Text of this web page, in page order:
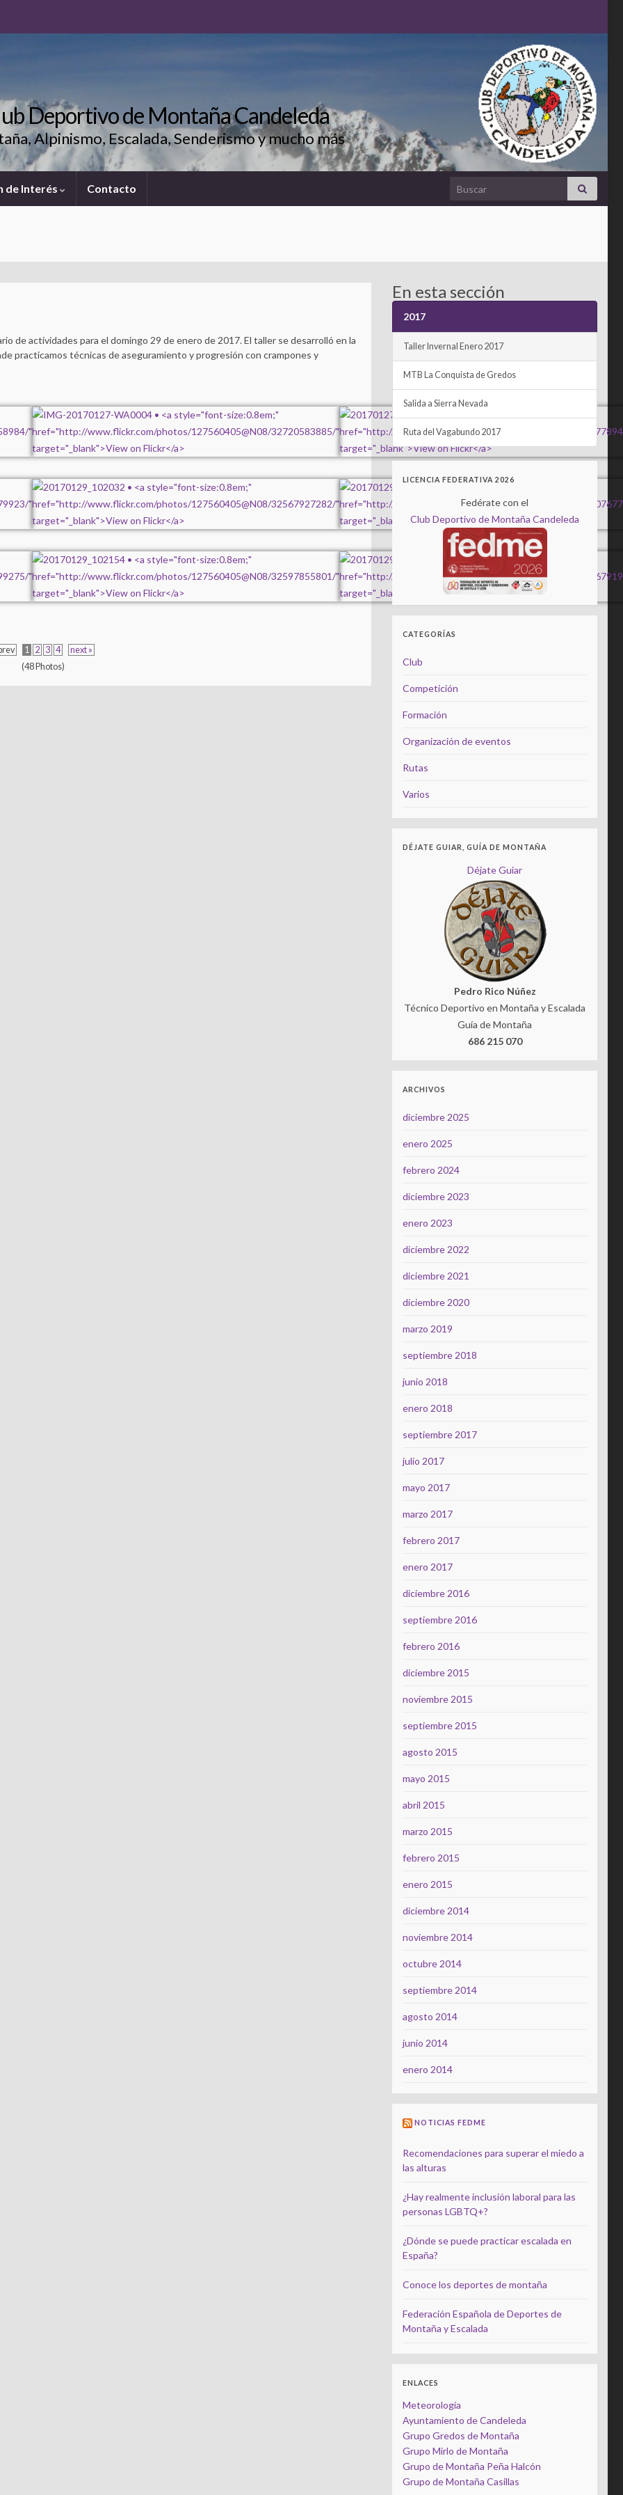
Deportivo de Montaña Candeleda
Alpinismo, Escalada, Senderismo y mucho más
de Interés Contacto Search for:
de actividades para el domingo 29 de enero de 2017. El taller se desarrolló en la
practicamos técnicas de aseguramiento y progresión con crampones y
1 2 3 4
next »
(48 Photos)
En esta sección
2017
Taller Invernal Enero 2017
MTB La Conquista de Gredos
Salida a Sierra Nevada
Ruta del Vagabundo 2017
LICENCIA FEDERATIVA 2026
Fedérate con el
Club Deportivo de Montaña Candeleda
CATEGORÍAS
Club
Competición
Formación
Organización de eventos
Rutas
Varios
DÉJATE GUIAR, GUÍA DE MONTAÑA
Déjate Guiar
Pedro Rico Núñez
Técnico Deportivo en Montaña y Escalada
Guía de Montaña
686 215 070
ARCHIVOS
diciembre 2025
enero 2025
febrero 2024
diciembre 2023
enero 2023
diciembre 2022
diciembre 2021
diciembre 2020
marzo 2019
septiembre 2018
junio 2018
enero 2018
septiembre 2017
julio 2017
mayo 2017
marzo 2017
febrero 2017
enero 2017
diciembre 2016
septiembre 2016
febrero 2016
diciembre 2015
noviembre 2015
septiembre 2015
agosto 2015
mayo 2015
abril 2015
marzo 2015
febrero 2015
enero 2015
diciembre 2014
noviembre 2014
octubre 2014
septiembre 2014
agosto 2014
junio 2014
enero 2014
NOTICIAS FEDME
Recomendaciones para superar el miedo a
las alturas
¿Hay realmente inclusión laboral para las
personas LGBTQ+?
¿Dónde se puede practicar escalada en
España?
Conoce los deportes de montaña
Federación Española de Deportes de
Montaña y Escalada
ENLACES
Meteorología
Ayuntamiento de Candeleda
Grupo Gredos de Montaña
Grupo Mirlo de Montaña
Grupo de Montaña Peña Halcón
Grupo de Montaña Casillas